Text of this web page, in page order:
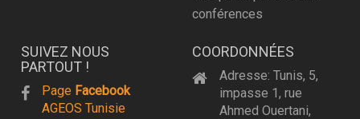
conférences
SUIVEZ NOUS
PARTOUT !
Page Facebook
AGEOS Tunisie
COORDONNÉES
Adresse: Tunis, 5,
impasse 1, rue
Ahmed Ouertani,